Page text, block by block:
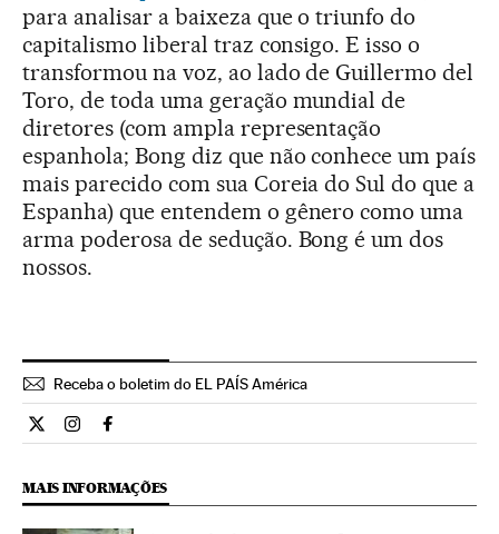
para analisar a baixeza que o triunfo do
capitalismo liberal traz consigo. E isso o
transformou na voz, ao lado de Guillermo del
Toro, de toda uma geração mundial de
diretores (com ampla representação
espanhola; Bong diz que não conhece um país
mais parecido com sua Coreia do Sul do que a
Espanha) que entendem o gênero como uma
arma poderosa de sedução. Bong é um dos
nossos.
Receba o boletim do EL PAÍS América
Cultura El País Brasil en Twitter
Cultura El País Brasil en Instagram
Cultura El País Brasil en Facebook
MAIS INFORMAÇÕES